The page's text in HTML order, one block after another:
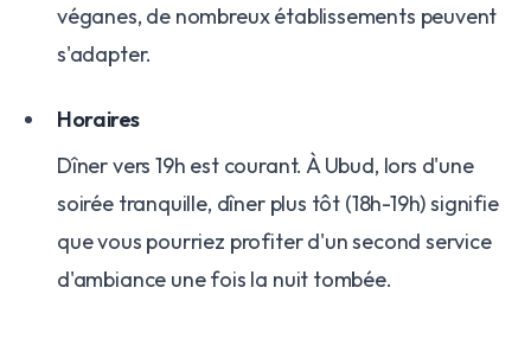
véganes, de nombreux établissements peuvent
s'adapter.
Horaires
Dîner vers 19h est courant. À Ubud, lors d'une
soirée tranquille, dîner plus tôt (18h-19h) signifie
que vous pourriez profiter d'un second service
d'ambiance une fois la nuit tombée.